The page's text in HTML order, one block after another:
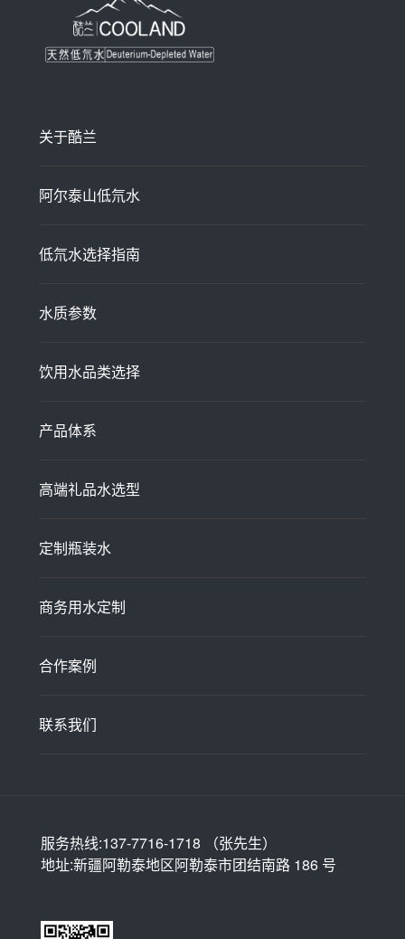
关于酷兰
阿尔泰山低氘水
低氘水选择指南
水质参数
饮用水品类选择
产品体系
高端礼品水选型
定制瓶装水
商务用水定制
合作案例
联系我们
服务热线:137-7716-1718 （张先生）
地址:新疆阿勒泰地区阿勒泰市团结南路 186 号